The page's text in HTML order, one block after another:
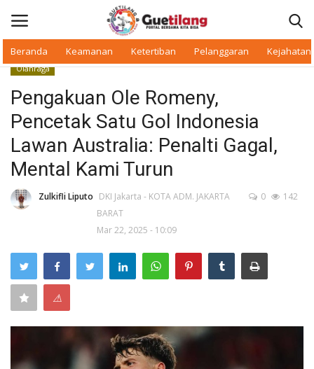
Beranda Keamanan Ketertiban Pelanggaran Kejahatan
Beranda
Daerah
Makan Bergizi
Pelanggaran
Ketertiban
Keamanan
Olahraga
Pengakuan Ole Romeny,
Pencetak Satu Gol Indonesia
Lawan Australia: Penalti Gagal,
Mental Kami Turun
Zulkifli Liputo DKI Jakarta - KOTA ADM. JAKARTA
BARAT
Mar 22, 2025 - 10:09
0 142
⚠